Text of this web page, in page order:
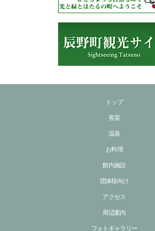
トップ
客室
温泉
お料理
館内施設
団体様向け
アクセス
周辺案内
フォトギャラリー